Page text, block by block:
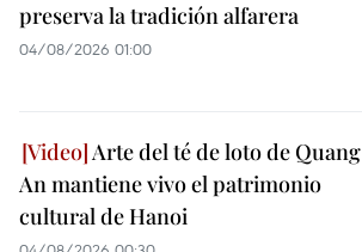
preserva la tradición alfarera
04/08/2026 01:00
Arte del té de loto de Quang
An mantiene vivo el patrimonio
cultural de Hanoi